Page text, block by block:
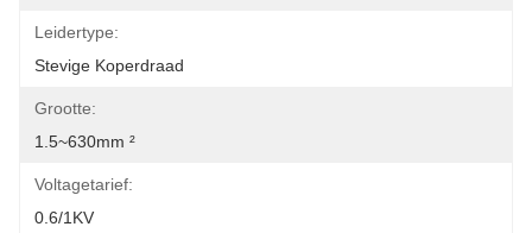
Leidertype:
Stevige Koperdraad
Grootte:
1.5~630mm ²
Voltagetarief:
0.6/1KV